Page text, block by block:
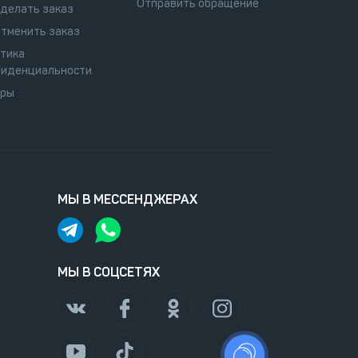
заказ
заказ
Отправить обращение
МЫ В МЕССЕНДЖЕРАХ
МЫ В СОЦСЕТЯХ